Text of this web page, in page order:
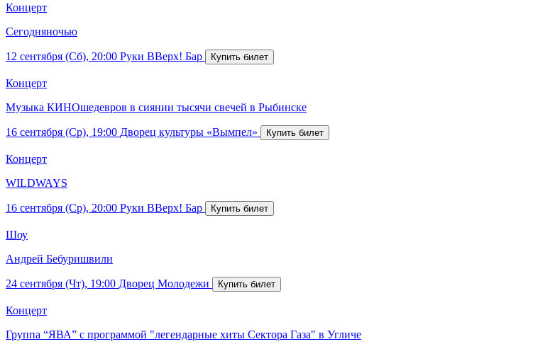
Концерт
Сегодняночью
12 сентября (Сб), 20:00 Руки ВВерх! Бар
Концерт
Музыка КИНОшедевров в сиянии тысячи свечей в Рыбинске
16 сентября (Ср), 19:00 Дворец культуры «Вымпел»
Концерт
WILDWAYS
16 сентября (Ср), 20:00 Руки ВВерх! Бар
Шоу
Андрей Бебуришвили
24 сентября (Чт), 19:00 Дворец Молодежи
Концерт
Группа “ЯВА” с программой "легендарные хиты Сектора Газа" в Угличе